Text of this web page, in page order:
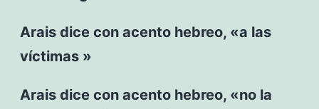
Arais dice con acento hebreo, «a las
víctimas »
Arais dice con acento hebreo, «no la